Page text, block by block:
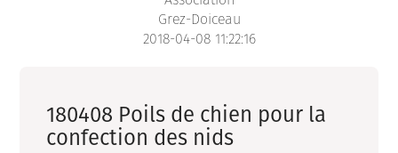
Grez-Doiceau
2018-04-08 11:22:16
180408 Poils de chien pour la
confection des nids